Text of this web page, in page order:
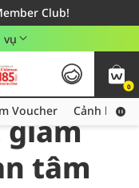
Club!
từ 249,000Đ
vực TP. Hồ Chí Minh
vụ
0
Voucher Cảnh báo
giảm
tâm